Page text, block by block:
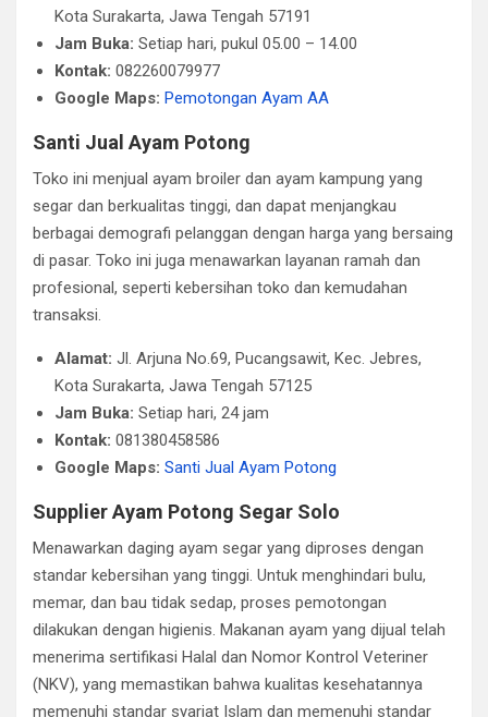
Kota Surakarta, Jawa Tengah 57191
Jam Buka: Setiap hari, pukul 05.00 – 14.00
Kontak: 082260079977
Google Maps: Pemotongan Ayam AA
Santi Jual Ayam Potong
Toko ini menjual ayam broiler dan ayam kampung yang
segar dan berkualitas tinggi, dan dapat menjangkau
berbagai demografi pelanggan dengan harga yang bersaing
di pasar. Toko ini juga menawarkan layanan ramah dan
profesional, seperti kebersihan toko dan kemudahan
transaksi.
Alamat: Jl. Arjuna No.69, Pucangsawit, Kec. Jebres,
Kota Surakarta, Jawa Tengah 57125
Jam Buka: Setiap hari, 24 jam
Kontak: 081380458586
Google Maps: Santi Jual Ayam Potong
Supplier Ayam Potong Segar Solo
Menawarkan daging ayam segar yang diproses dengan
standar kebersihan yang tinggi. Untuk menghindari bulu,
memar, dan bau tidak sedap, proses pemotongan
dilakukan dengan higienis. Makanan ayam yang dijual telah
menerima sertifikasi Halal dan Nomor Kontrol Veteriner
(NKV), yang memastikan bahwa kualitas kesehatannya
memenuhi standar syariat Islam dan memenuhi standar